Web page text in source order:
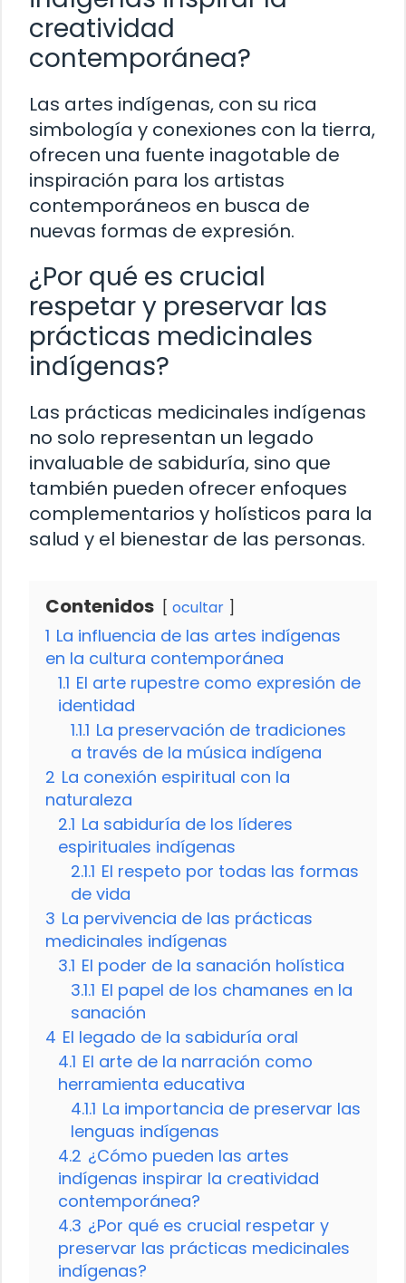
creatividad
contemporánea?
Las artes indígenas, con su rica
simbología y conexiones con la tierra,
ofrecen una fuente inagotable de
inspiración para los artistas
contemporáneos en busca de
nuevas formas de expresión.
¿Por qué es crucial
respetar y preservar las
prácticas medicinales
indígenas?
Las prácticas medicinales indígenas
no solo representan un legado
invaluable de sabiduría, sino que
también pueden ofrecer enfoques
complementarios y holísticos para la
salud y el bienestar de las personas.
Contenidos ocultar
1 La influencia de las artes indígenas
en la cultura contemporánea
1.1 El arte rupestre como expresión de
identidad
1.1.1 La preservación de tradiciones
a través de la música indígena
2 La conexión espiritual con la
naturaleza
2.1 La sabiduría de los líderes
espirituales indígenas
2.1.1 El respeto por todas las formas
de vida
3 La pervivencia de las prácticas
medicinales indígenas
3.1 El poder de la sanación holística
3.1.1 El papel de los chamanes en la
sanación
4 El legado de la sabiduría oral
4.1 El arte de la narración como
herramienta educativa
4.1.1 La importancia de preservar las
lenguas indígenas
4.2 ¿Cómo pueden las artes
indígenas inspirar la creatividad
contemporánea?
4.3 ¿Por qué es crucial respetar y
preservar las prácticas medicinales
indígenas?